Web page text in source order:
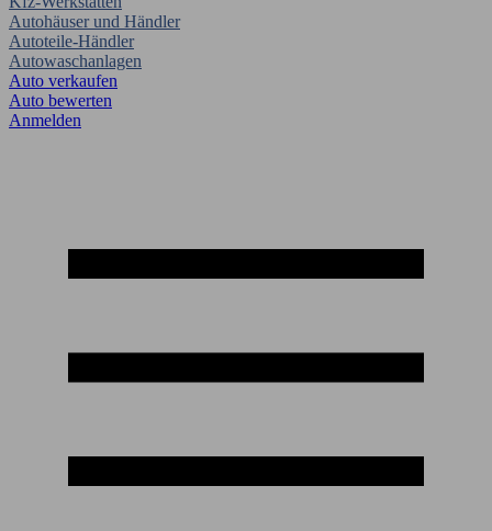
Autohäuser und Händler
Autoteile-Händler
Autowaschanlagen
Auto verkaufen
Auto bewerten
Anmelden